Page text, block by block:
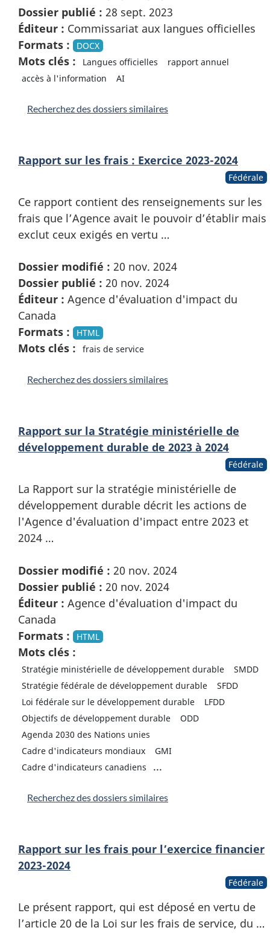
Dossier publié : 28 sept. 2023
Éditeur : Commissariat aux langues officielles
Formats :
DOCX
Mots clés : Langues officielles
rapport annuel
accès à l'information
AI
Recherchez des dossiers similaires
Rapport sur les frais : Exercice 2023-2024
Fédérale
Ce rapport contient des renseignements sur les
frais que l’Agence avait le pouvoir d’établir mais
exclut ceux exigés en vertu …
Dossier modifié : 20 nov. 2024
Dossier publié : 20 nov. 2024
Éditeur : Agence d'évaluation d'impact du
Canada
Formats :
HTML
Mots clés : frais de service
Recherchez des dossiers similaires
Rapport sur la Stratégie ministérielle de
développement durable de 2023 à 2024
Fédérale
La Rapport sur la stratégie ministérielle de
développement durable décrit les actions de
l'Agence d'évaluation d'impact entre 2023 et
2024 …
Dossier modifié : 20 nov. 2024
Dossier publié : 20 nov. 2024
Éditeur : Agence d'évaluation d'impact du
Canada
Formats :
HTML
Mots clés :
Stratégie ministérielle de développement durable
SMDD
Stratégie fédérale de développement durable
SFDD
Loi fédérale sur le développement durable
LFDD
Objectifs de développement durable
ODD
Agenda 2030 des Nations unies
Cadre d'indicateurs mondiaux
GMI
Cadre d'indicateurs canadiens
...
Recherchez des dossiers similaires
Rapport sur les frais pour l’exercice financier
2023-2024
Fédérale
Le présent rapport, qui est déposé en vertu de
l’article 20 de la Loi sur les frais de service, du …